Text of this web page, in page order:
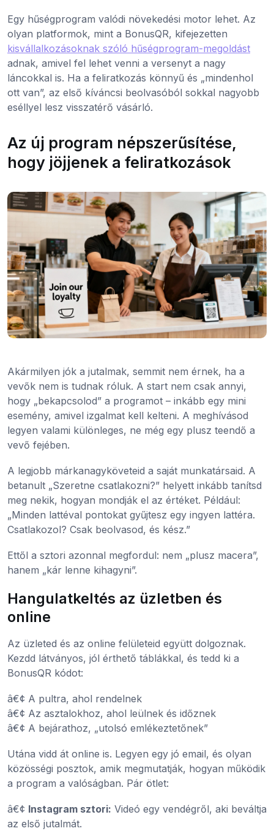
Egy hűségprogram valódi növekedési motor lehet. Az
olyan platformok, mint a BonusQR, kifejezetten
kisvállalkozásoknak szóló hűségprogram-megoldást
adnak, amivel fel lehet venni a versenyt a nagy
láncokkal is. Ha a feliratkozás könnyű és „mindenhol
ott van”, az első kíváncsi beolvasóból sokkal nagyobb
eséllyel lesz visszatérő vásárló.
Az új program népszerűsítése,
hogy jöjjenek a feliratkozások
Akármilyen jók a jutalmak, semmit nem érnek, ha a
vevők nem is tudnak róluk. A start nem csak annyi,
hogy „bekapcsolod” a programot – inkább egy mini
esemény, amivel izgalmat kell kelteni. A meghívásod
legyen valami különleges, ne még egy plusz teendő a
vevő fejében.
A legjobb márkanagyköveteid a saját munkatársaid. A
betanult „Szeretne csatlakozni?” helyett inkább tanítsd
meg nekik, hogyan mondják el az értéket. Például:
„Minden lattéval pontokat gyűjtesz egy ingyen lattéra.
Csatlakozol? Csak beolvasod, és kész.”
Ettől a sztori azonnal megfordul: nem „plusz macera”,
hanem „kár lenne kihagyni”.
Hangulatkeltés az üzletben és
online
Az üzleted és az online felületeid együtt dolgoznak.
Kezdd látványos, jól érthető táblákkal, és tedd ki a
BonusQR kódot:
â€¢ A pultra, ahol rendelnek
â€¢ Az asztalokhoz, ahol leülnek és időznek
â€¢ A bejárathoz, „utolsó emlékeztetőnek”
Utána vidd át online is. Legyen egy jó email, és olyan
közösségi posztok, amik megmutatják, hogyan működik
a program a valóságban. Pár ötlet:
â€¢ Instagram sztori: Videó egy vendégről, aki beváltja
az első jutalmát.